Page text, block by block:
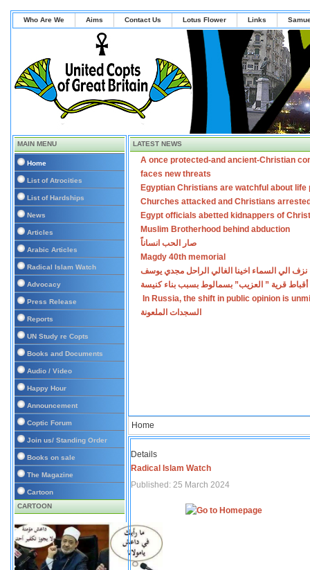
Who Are We Aims Contact Us Lotus Flower Links
MAIN MENU
Home
List of Atrocities
List of Hardships
News
Articles
Arabic Articles
Radical Islam Watch
Advocacy
Press Release
Reports
UN Study re Copts
Books and Documents
Audio / Video
Happy Hour
Announcement
Coptic Forum
Join us/ Standing Order
Books on sale
The Magazine
Cartoon
CARTOON
LATEST NEWS
A once protected-and ancient-Christian
faces new threats
Egyptian Christians are watchful about life
Churches attacked and Christians
Egypt officials abetted kidnappers of
Muslim Brotherhood behind abduction
صار الحب انساناً
Magdy 40th memorial
نزف الي السماء اخينا الغالي الراحل مجدي يوسف
أقباط قرية ” العزيب” بسمالوط بسبب بناء كنيسة
In Russia, the shift in public opinion is
السجدات الملعونة
Home
Details
Radical Islam Watch
Published: 25 March 2024